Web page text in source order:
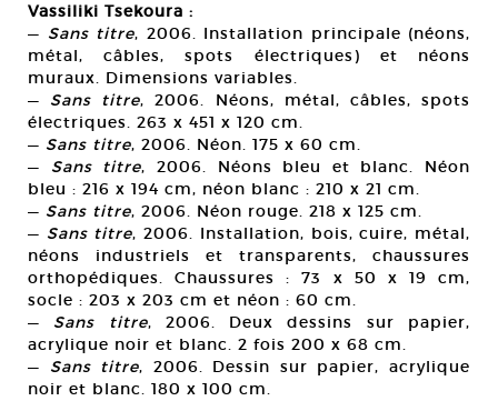
Vassiliki Tsekoura :
— Sans titre, 2006. Installation principale (néons,
métal, câbles, spots électriques) et néons
muraux. Dimensions variables.
— Sans titre, 2006. Néons, métal, câbles, spots
électriques. 263 x 451 x 120 cm.
— Sans titre, 2006. Néon. 175 x 60 cm.
— Sans titre, 2006. Néons bleu et blanc. Néon
bleu : 216 x 194 cm, néon blanc : 210 x 21 cm.
— Sans titre, 2006. Néon rouge. 218 x 125 cm.
— Sans titre, 2006. Installation, bois, cuire, métal,
néons industriels et transparents, chaussures
orthopédiques. Chaussures : 73 x 50 x 19 cm,
socle : 203 x 203 cm et néon : 60 cm.
— Sans titre, 2006. Deux dessins sur papier,
acrylique noir et blanc. 2 fois 200 x 68 cm.
— Sans titre, 2006. Dessin sur papier, acrylique
noir et blanc. 180 x 100 cm.